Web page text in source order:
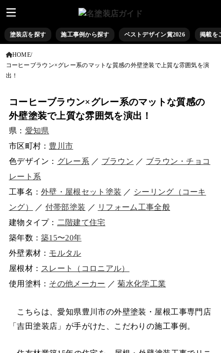
塗装店を探す 施工事例から探す ベストデザイン賞2026 掲載を
HOME
コーヒーブラウン×グレー系のマットな質感の外壁塗装で上質な雰囲気を演
出！
コーヒーブラウン×グレー系のマットな質感の
外壁塗装で上質な雰囲気を演出！
県： 愛知県
市区町村： 豊川市
色デザイン： グレー系／ ブラウン ／ ブラウン・チョコ
レート系
工事名：外壁・屋根セット塗装 ／ シーリング（コーキ
ング）
／ 付帯部塗装 ／ リフォーム工事全般
建物タイプ： 二階建て住宅
築年数：築15〜20年
外壁素材： モルタル
屋根材： スレート（コロニアル）
使用塗料： その他メーカー ／菊水化学工業
こちらは、愛知県豊川市の外壁塗装・屋根工事専門店
「吉田塗装店」が手がけた、こだわりの施工事例。